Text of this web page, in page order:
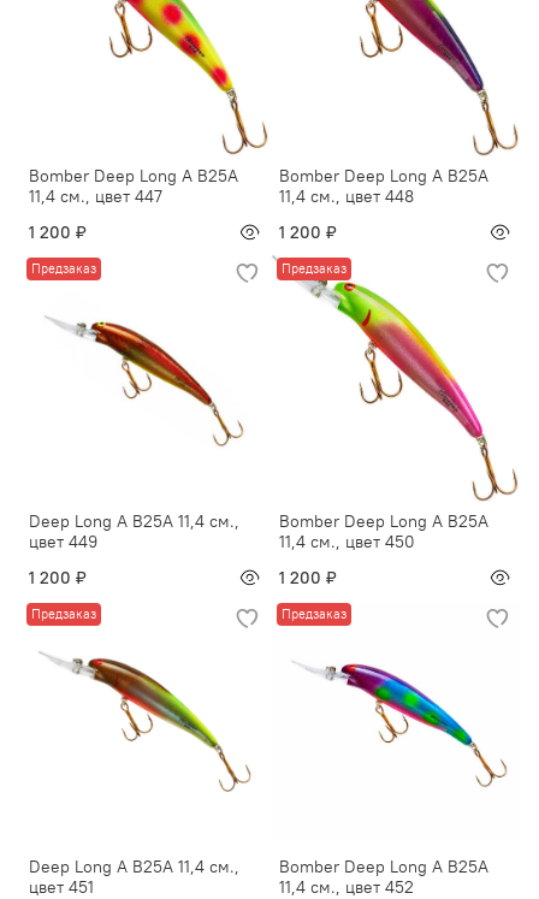
Bomber Deep Long A B25A
11,4 см., цвет 447
1 200 ₽
Bomber Deep Long A B25A
11,4 см., цвет 448
1 200 ₽
Предзаказ
Deep Long A B25A 11,4 см.,
цвет 449
1 200 ₽
Предзаказ
Bomber Deep Long A B25A
11,4 см., цвет 450
1 200 ₽
Предзаказ
Deep Long A B25A 11,4 см.,
цвет 451
Предзаказ
Bomber Deep Long A B25A
11,4 см., цвет 452